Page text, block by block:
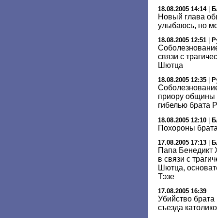
18.08.2005 14:14|
Новый глава
улыбаюсь, но
18.08.2005 12:51
связи с
Шютца
18.08.2005 12:35
приору общины
гибелью брата
18.08.2005 12:10 |
Похороны
17.08.2005 17:13
Папа Бенедикт
в связи с
Шютца,
Тэзе
17.08.2005 16:39
Убийство
съезда